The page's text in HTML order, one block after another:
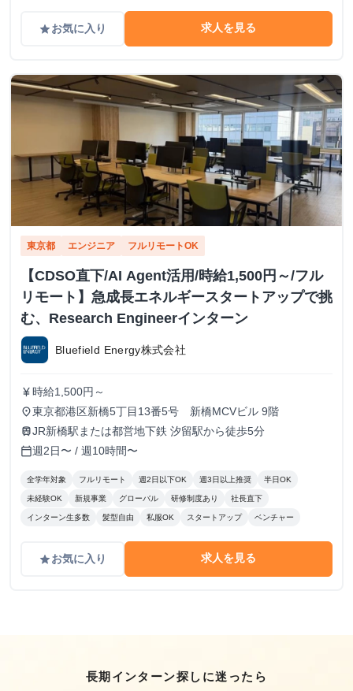
gradeお気に入り 求人を見る
東京都 エンジニア フルリモートOK
【CDSO直下/AI Agent活用/時給1,500円～/フル
リモート】急成長エネルギースタートアップで挑
む、Research Engineerインターン
Bluefield Energy株式会社
currency_yen 時給1,500円～
place東京都港区新橋5丁目13番5号 新橋MCVビル 9階
trainJR新橋駅または都営地下鉄 汐留駅から徒歩5分
calendar_today週2日〜 / 週10時間〜
全学年対象 フルリモート 週2日以下OK 週3日以上推奨 半日OK
未経験OK 新規事業 グローバル 研修制度あり 社長直下
インターン生多数 髪型自由 私服OK スタートアップ ベンチャー
gradeお気に入り 求人を見る
長期インターン探しに迷ったら